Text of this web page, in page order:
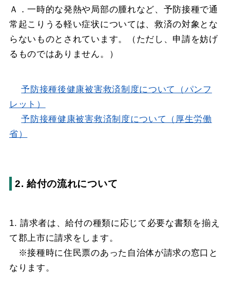
Ａ．一時的な発熱や局部の腫れなど、予防接種で通
常起こりうる軽い症状については、救済の対象とな
らないものとされています。（ただし、申請を妨げ
るものではありません。）
予防接種後健康被害救済制度について（パンフ
レット）
予防接種健康被害救済制度について（厚生労働
省）
2. 給付の流れについて
1. 請求者は、給付の種類に応じて必要な書類を揃え
て郡上市に請求をします。
※接種時に住民票のあった自治体が請求の窓口と
なります。